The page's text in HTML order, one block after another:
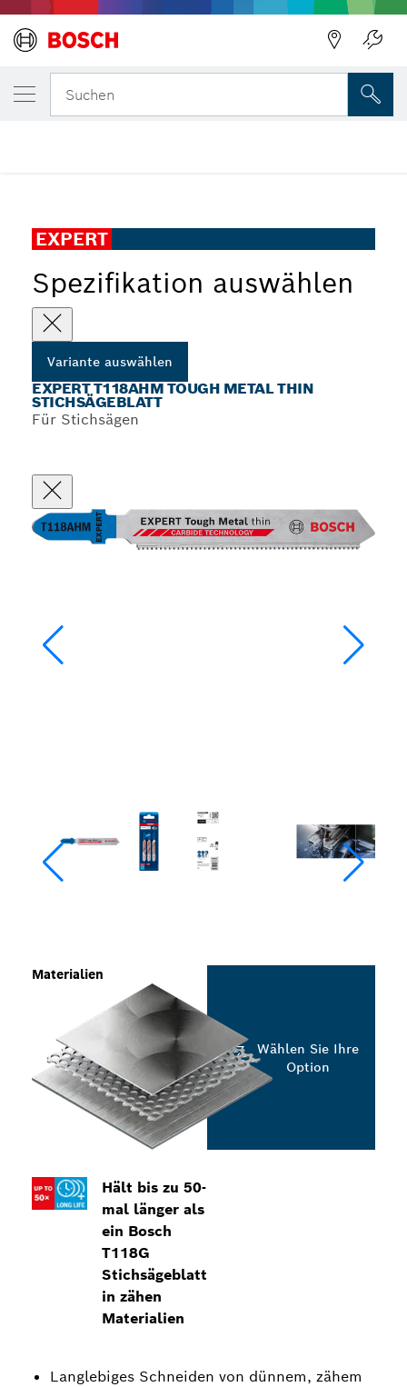
Suchen
EXPERT
Spezifikation auswählen
Variante auswählen
EXPERT T118AHM TOUGH METAL THIN
STICHSÄGEBLATT
Für Stichsägen
Hält bis zu 50-
mal länger als
ein Bosch
T118G
Stichsägeblatt
in zähen
Materialien
Langlebiges Schneiden von dünnem, zähem
Materialien
Wählen Sie Ihre
Option
DEINE AUSGEWÄHLTE VARIANTE
EXPERT T118AHM Tough Metal thin